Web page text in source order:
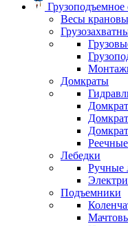
Грузоподъемное
Весы
Домкраты
Лебедки
Ручные
Подъемники